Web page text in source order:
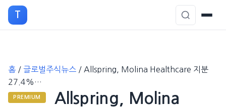
T
홈 / 글로벌주식뉴스 / Allspring, Molina Healthcare 지분
27.4%…
PREMIUM
Allspring, Molina